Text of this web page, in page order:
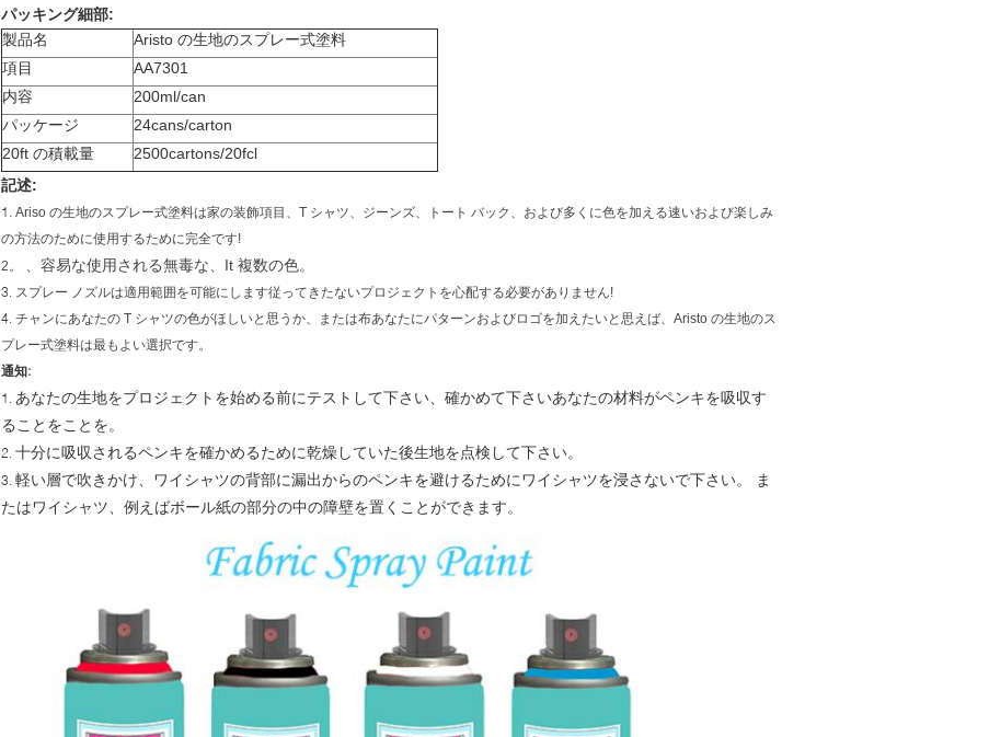
パッキング細部:
製品名
Aristo の生地のスプレー式塗料
項目
AA7301
内容
200ml/can
パッケージ
24cans/carton
20ft の積載量
2500cartons/20fcl
記述:
1. Ariso の生地のスプレー式塗料は家の装飾項目、T シャツ、ジーンズ、トート バック、および多くに色を加える速いおよび楽しみ
の方法のために使用するために完全です!
2。
、容易な使用される無毒な、It 複数の色。
3. スプレー ノズルは適用範囲を可能にします従ってきたないプロジェクトを心配する必要がありません!
4. チャンにあなたの T シャツの色がほしいと思うか、または布あなたにパターンおよびロゴを加えたいと思えば、Aristo の生地のス
プレー式塗料は最もよい選択です。
通知:
1. あなたの生地をプロジェクトを始める前にテストして下さい、確かめて下さいあなたの材料がペンキを吸収す
ることをことを。
2. 十分に吸収されるペンキを確かめるために乾燥していた後生地を点検して下さい。
3. 軽い層で吹きかけ、ワイシャツの背部に漏出からのペンキを避けるためにワイシャツを浸さないで下さい。 ま
たはワイシャツ、例えばボール紙の部分の中の障壁を置くことができます。